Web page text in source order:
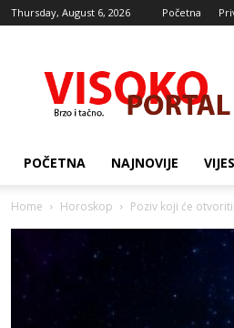
Thursday, August 6, 2026 Početna
portal
POČETNA NAJNOVIJE
Home Horoskop Poziv koji će